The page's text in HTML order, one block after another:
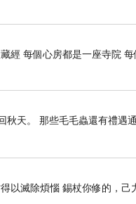
經 每個心房都是一座寺院
秋天。 那些毛毛蟲還有禮遇
以滅除煩惱 錫杖你修的，